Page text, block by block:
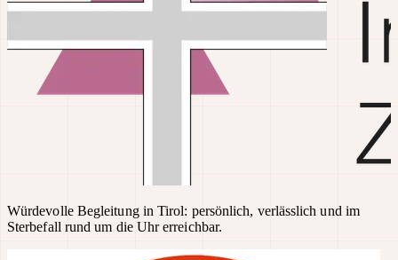
Würdevolle Begleitung in Tirol: persönlich, verlässlich und im
Sterbefall rund um die Uhr erreichbar.